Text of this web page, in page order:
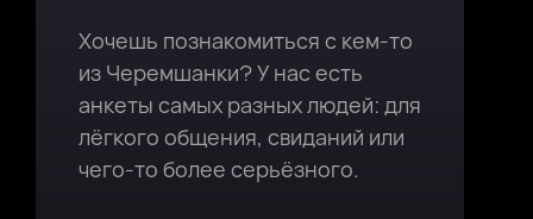
Хочешь познакомиться с кем-то
из Черемшанки? У нас есть
анкеты самых разных людей: для
лёгкого общения, свиданий или
чего-то более серьёзного.